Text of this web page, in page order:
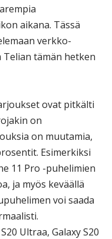
aikana. Tässä
verkko-
Telian tämän hetken
ovat pitkälti
on
on muutamia,
Esimerkiksi
11 Pro -puhelimien
ja myös keväällä
voi saada
Ultraa, Galaxy S20